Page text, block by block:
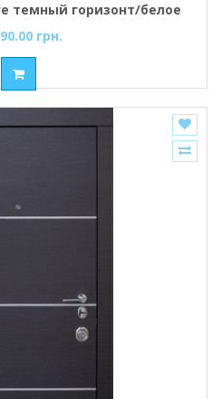
темный горизонт/белое
грн.